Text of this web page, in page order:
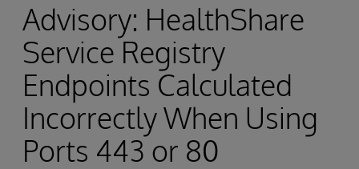
Advisory: HealthShare
Service Registry
Endpoints Calculated
Incorrectly When Using
Ports 443 or 80